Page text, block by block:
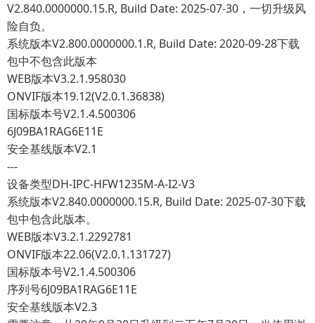
V2.840.0000000.15.R, Build Date: 2025-07-30，一切升级风
险自负。
系统版本V2.800.0000000.1.R, Build Date: 2020-09-28下载
包中不包含此版本
WEB版本V3.2.1.958030
ONVIF版本19.12(V2.0.1.36838)
国标版本号V2.1.4.500306
6J09BA1RAG6E11E
安全基线版本V2.1
---
设备类型DH-IPC-HFW1235M-A-I2-V3
系统版本V2.840.0000000.15.R, Build Date: 2025-07-30下载
包中包含此版本。
WEB版本V3.2.1.2292781
ONVIF版本22.06(V2.0.1.131727)
国标版本号V2.1.4.500306
序列号6J09BA1RAG6E11E
安全基线版本V2.3